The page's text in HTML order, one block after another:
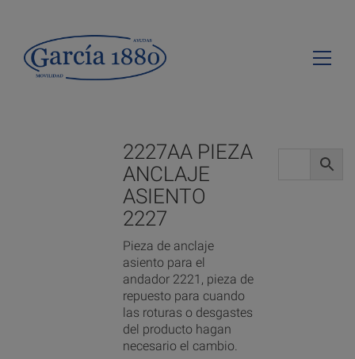
2227AA PIEZA
ANCLAJE
ASIENTO
2227
Pieza de anclaje
asiento para el
andador 2221, pieza de
repuesto para cuando
las roturas o desgastes
del producto hagan
necesario el cambio.